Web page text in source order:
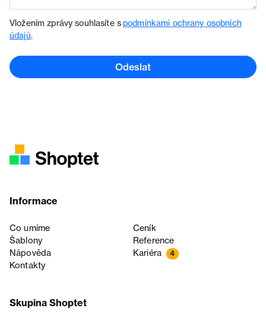
Vložením zprávy souhlasíte spodmínkami ochrany osobních
údajů.
Odeslat
Informace
Co umíme
Ceník
Šablony
Reference
Nápověda
Kariéra 4
Kontakty
Skupina Shoptet